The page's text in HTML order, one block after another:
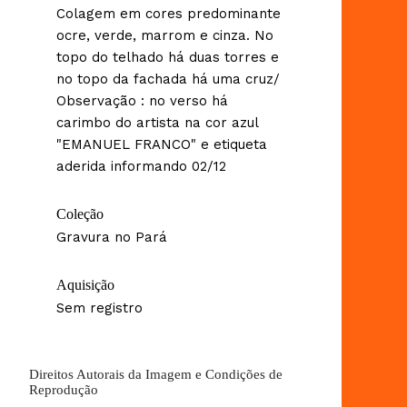
Colagem em cores predominante
ocre, verde, marrom e cinza. No
topo do telhado há duas torres e
no topo da fachada há uma cruz/
Observação : no verso há
carimbo do artista na cor azul
"EMANUEL FRANCO" e etiqueta
aderida informando 02/12
Coleção
Gravura no Pará
Aquisição
Sem registro
Direitos Autorais da Imagem e Condições de
Reprodução